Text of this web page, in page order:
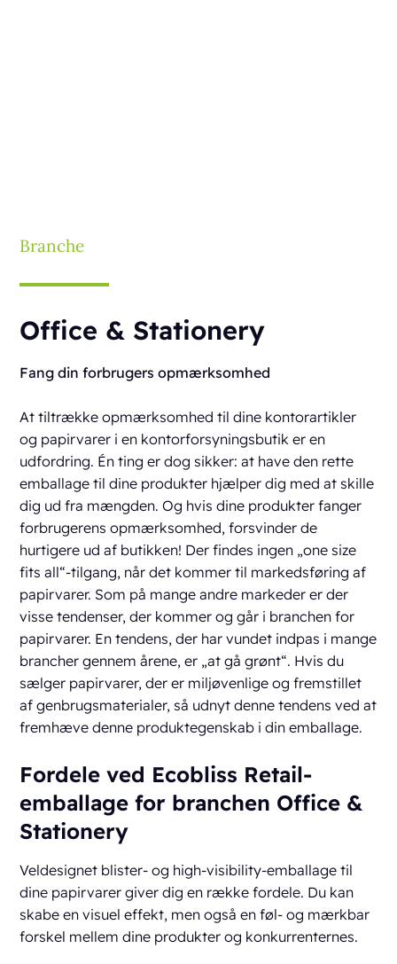
Branche
Office & Stationery
Fang din forbrugers opmærksomhed
At tiltrække opmærksomhed til dine kontorartikler
og papirvarer i en kontorforsyningsbutik er en
udfordring. Én ting er dog sikker: at have den rette
emballage til dine produkter hjælper dig med at skille
dig ud fra mængden. Og hvis dine produkter fanger
forbrugerens opmærksomhed, forsvinder de
hurtigere ud af butikken! Der findes ingen „one size
fits all“-tilgang, når det kommer til markedsføring af
papirvarer. Som på mange andre markeder er der
visse tendenser, der kommer og går i branchen for
papirvarer. En tendens, der har vundet indpas i mange
brancher gennem årene, er „at gå grønt“. Hvis du
sælger papirvarer, der er miljøvenlige og fremstillet
af genbrugsmaterialer, så udnyt denne tendens ved at
fremhæve denne produktegenskab i din emballage.
Fordele ved Ecobliss Retail-
emballage for branchen Office &
Stationery
Veldesignet blister- og high-visibility-emballage til
dine papirvarer giver dig en række fordele. Du kan
skabe en visuel effekt, men også en føl- og mærkbar
forskel mellem dine produkter og konkurrenternes.